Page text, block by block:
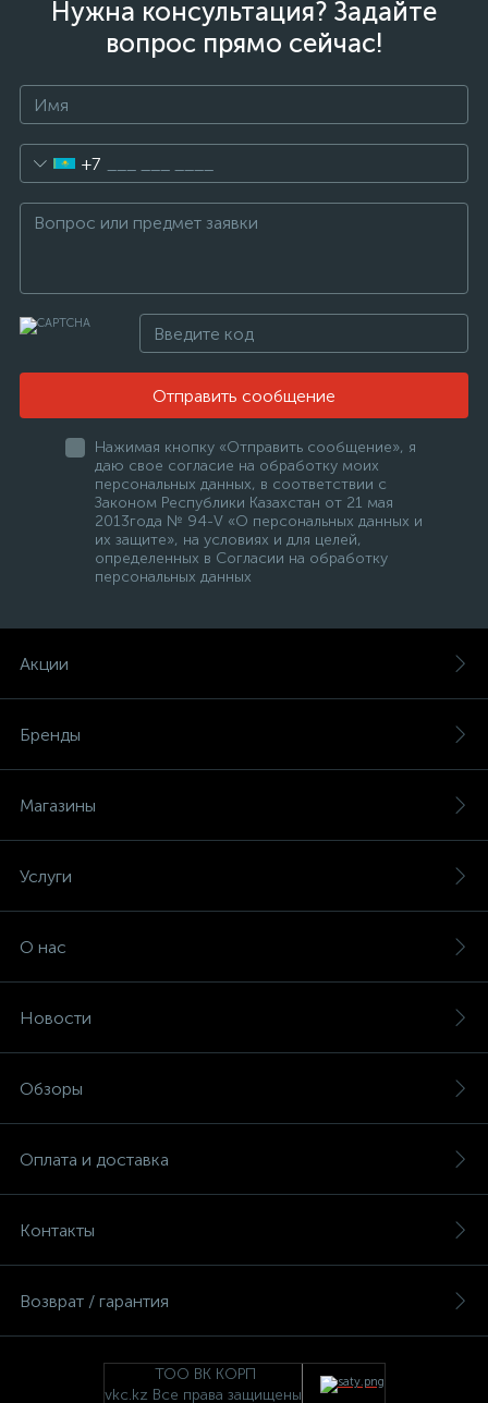
Нужна консультация? Задайте
вопрос прямо сейчас!
+7
Отправить сообщение
Нажимая кнопку «Отправить сообщение», я
даю свое согласие на обработку моих
персональных данных, в соответствии с
Законом Республики Казахстан от 21 мая
2013года № 94-V «О персональных данных и
их защите», на условиях и для целей,
определенных в Согласии на обработку
персональных данных
Акции
Бренды
Магазины
Услуги
О нас
Новости
Обзоры
Оплата и доставка
Контакты
Возврат / гарантия
ТОО ВК КОРП
vkc.kz Все права защищены